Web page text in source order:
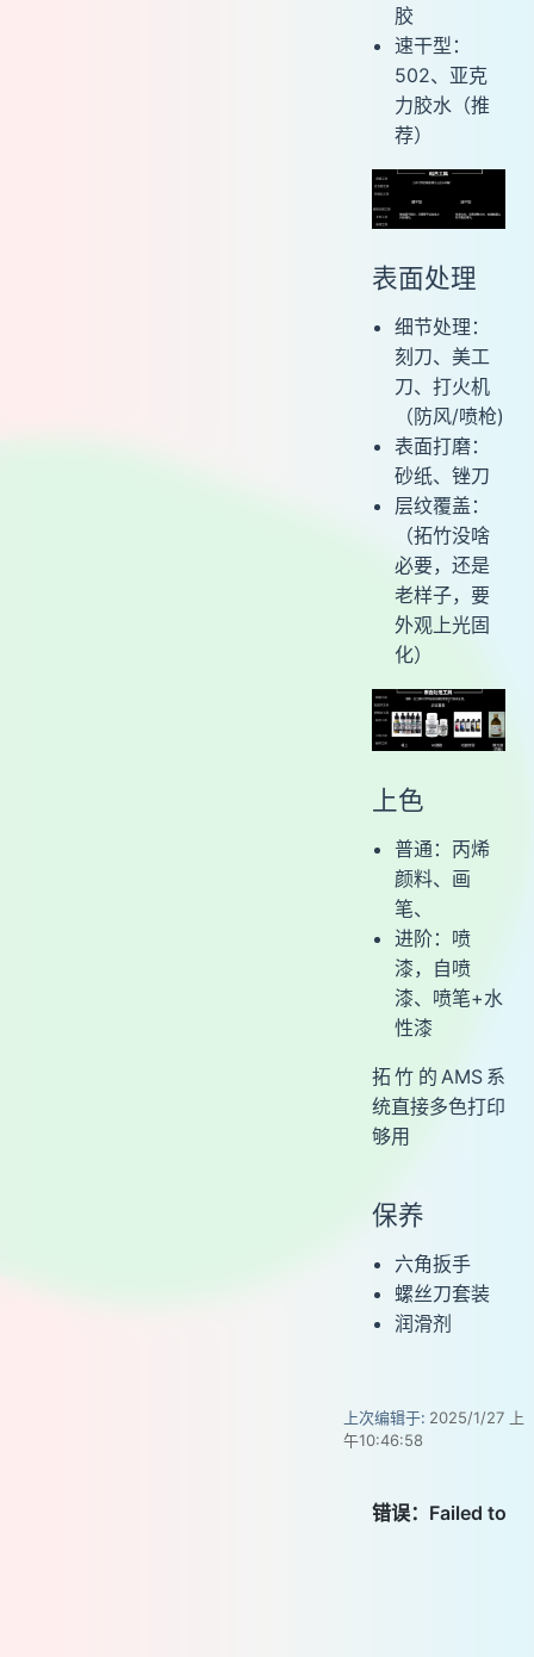
胶
速干型：
502、亚克
力胶水（推
荐）
表面处理
细节处理：
刻刀、美工
刀、打火机
（防风/喷枪)
表面打磨：
砂纸、锉刀
层纹覆盖：
（拓竹没啥
必要，还是
老样子，要
外观上光固
化）
上色
普通：丙烯
颜料、画
笔、
进阶：喷
漆，自喷
漆、喷笔+水
性漆
拓竹的AMS系
统直接多色打印
够用
保养
六角扳手
螺丝刀套装
润滑剂
上次编辑于: 2025/1/27 上
午10:46:58